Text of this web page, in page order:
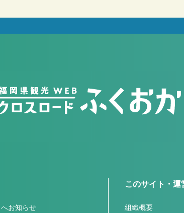
お知らせ
このサイト・運
組織概要